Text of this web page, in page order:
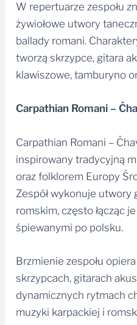
W repertuarze zespołu
żywiołowe utwory
ballady romani.
tworzą skrzypce, gitara
klawiszowe, tamburyno
Carpathian Romani –
Carpathian Romani –
inspirowany tradycyjną
oraz folklorem Europy
Zespół wykonuje utwory
romskim, często łącząc
śpiewanymi po polsku.
Brzmienie zespołu
skrzypcach, gitarach
dynamicznych rytmach
muzyki karpackiej i